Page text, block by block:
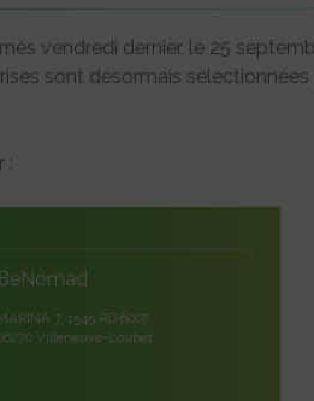
vendredi dernier, le 25
sont désormais
:
BeNomad
7, 1545 RD 6007
Villeneuve-Loubet